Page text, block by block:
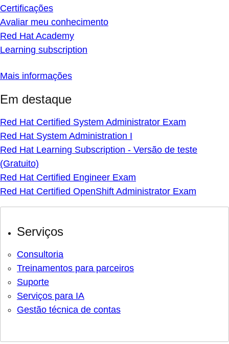
Certificações
Avaliar meu conhecimento
Red Hat Academy
Learning subscription
Mais informações
Em destaque
Red Hat Certified System Administrator Exam
Red Hat System Administration I
Red Hat Learning Subscription - Versão de teste
(Gratuito)
Red Hat Certified Engineer Exam
Red Hat Certified OpenShift Administrator Exam
Serviços
Consultoria
Treinamentos para parceiros
Suporte
Serviços para IA
Gestão técnica de contas